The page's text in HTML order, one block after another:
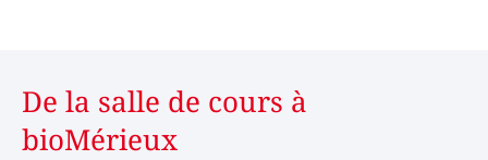
De la salle de cours à
bioMérieux